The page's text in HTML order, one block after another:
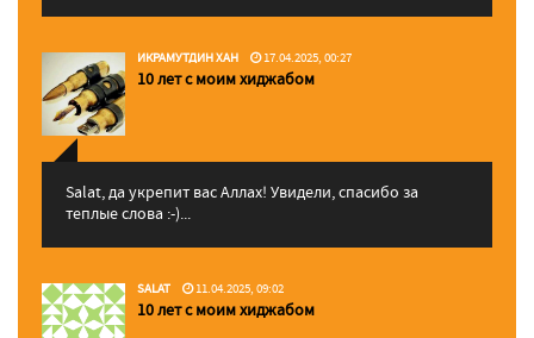
ИКРАМУТДИН ХАН 17.04.2025, 00:27
10 лет с моим хиджабом
Salat, да укрепит вас Аллаx! Увидели, спасибо за
теплые слова :-)...
SALAT 11.04.2025, 09:02
10 лет с моим хиджабом